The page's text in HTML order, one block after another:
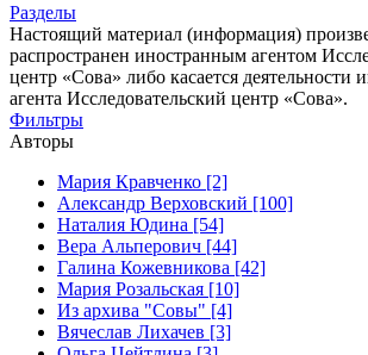
Разделы
Настоящий материал (информация)
распространен иностранным агентом
центр «Сова» либо касается деятельности
агента Исследовательский центр «Сова».
Фильтры
Авторы
Мария Кравченко [2]
Александр Верховский [100]
Наталия Юдина [54]
Вера Альперович [44]
Галина Кожевникова [42]
Мария Розальская [10]
Из архива "Совы" [4]
Вячеслав Лихачев [3]